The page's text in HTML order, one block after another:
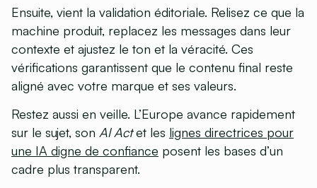
Ensuite, vient la validation éditoriale. Relisez ce que la
machine produit, replacez les messages dans leur
contexte et ajustez le ton et la véracité. Ces
vérifications garantissent que le contenu final reste
aligné avec votre marque et ses valeurs.
Restez aussi en veille. L’Europe avance rapidement
sur le sujet, son AI Actet les lignes directrices pour
une IA digne de confiance posent les bases d’un
cadre plus transparent.